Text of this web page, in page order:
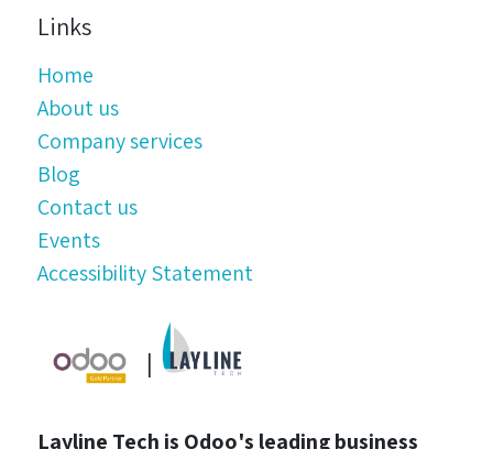
Links
Home
About us
Company services
Blog
Contact us
Events
Accessibility Statement
|
Layline Tech is Odoo's leading business